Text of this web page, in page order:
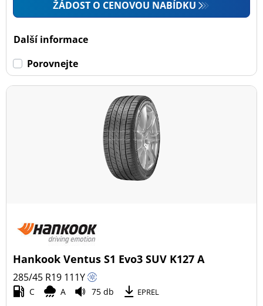
ŽÁDOST O CENOVOU NABÍDKU
Další informace
Porovnejte
Hankook Ventus S1 Evo3 SUV K127 A
285/45 R19 111Y
C A 75 db EPREL